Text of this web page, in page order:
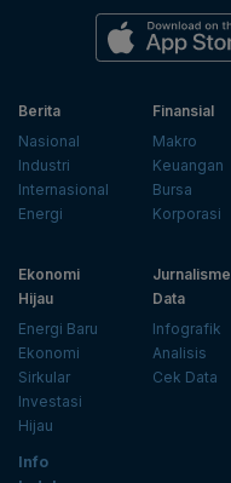
Berita
Nasional
Industri
Internasional
Energi
Finansial
Makro
Keuangan
Bursa
Korporasi
Ekonomi
Hijau
Energi Baru
Ekonomi
Sirkular
Investasi
Hijau
Jurnalisme
Data
Infografik
Analisis
Cek Data
Info